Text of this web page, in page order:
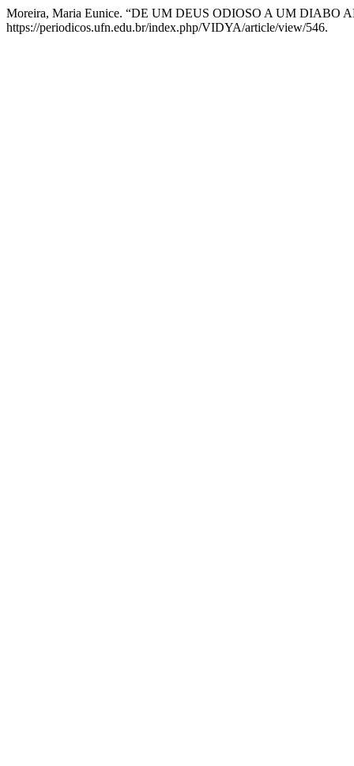
Moreira, Maria Eunice. “DE UM DEUS ODIOSO A UM DIABO
https://periodicos.ufn.edu.br/index.php/VIDYA/article/view/546.